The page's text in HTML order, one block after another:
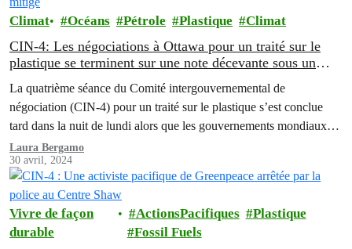
Climat Océans Pétrole Plastique Climat
CIN-4: Les négociations à Ottawa pour un traité sur le
plastique se terminent sur une note décevante sous un
leadership canadien mitigé
La quatrième séance du Comité intergouvernemental de
négociation (CIN-4) pour un traité sur le plastique s’est conclue
tard dans la nuit de lundi alors que les gouvernements mondiaux
n'ont pas réussi à se mettre d'accord sur l'inclusion d'une référence
à la réduction de la production de plastique ou aux polymères dans
les travaux intersessions, malgré…
Laura Bergamo
30 avril, 2024
Vivre de façon
durable
ActionsPacifiques
Plastique
Fossil Fuels